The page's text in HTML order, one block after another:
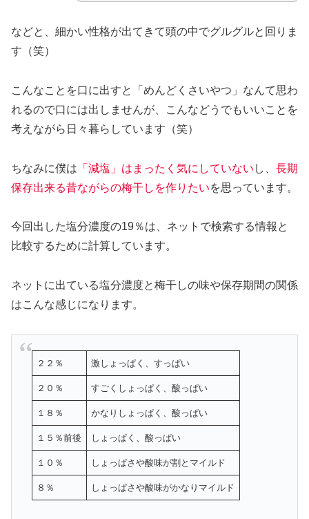
などと、細かい性格が出てきて頭の中でグルグルと回りま
す（笑）
こんなことを口に出すと「めんどくさいやつ」なんて思わ
れるので口には出しませんが、こんなどうでもいいことを
考えながら日々暮らしています（笑）
ちなみに僕は 「減塩」はまったく気にしていない し、 長期
保存出来る昔ながらの梅干しを作りたいを思っています。
今回出した塩分濃度の19％は、ネットで検索する情報と
比較するために計算しています。
ネットに出ている塩分濃度と梅干しの味や保存期間の関係
はこんな感じになります。
２２％ 激しょっぱく、すっぱい
２０％ すごくしょっぱく、酸っぱい
１８％ かなりしょっぱく、酸っぱい
１５％前後 しょっぱく、酸っぱい
１０％ しょっぱさや酸味が割とマイルド
８％ しょっぱさや酸味がかなりマイルド